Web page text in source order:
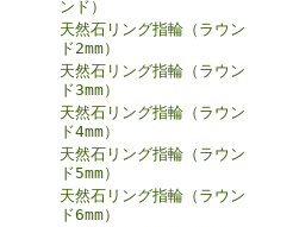
ンド）
天然石リング指輪（ラウン
ド2mm）
天然石リング指輪（ラウン
ド3mm）
天然石リング指輪（ラウン
ド4mm）
天然石リング指輪（ラウン
ド5mm）
天然石リング指輪（ラウン
ド6mm）